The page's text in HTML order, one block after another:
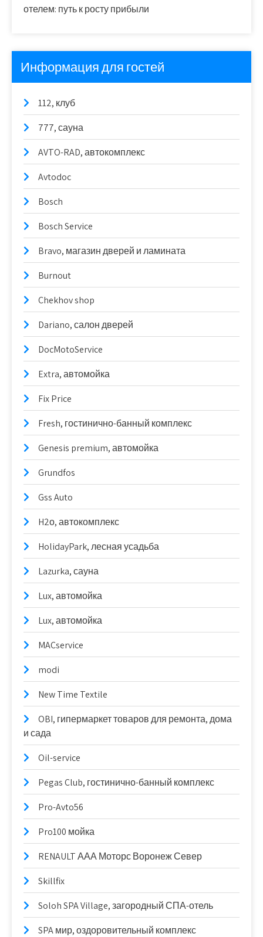
отелем: путь к росту прибыли
Информация для гостей
112, клуб
777, сауна
AVTO-RAD, автокомплекс
Avtodoc
Bosch
Bosch Service
Bravo, магазин дверей и ламината
Burnout
Chekhov shop
Dariano, салон дверей
DocMotoService
Extra, автомойка
Fix Price
Fresh, гостинично-банный комплекс
Genesis premium, автомойка
Grundfos
Gss Auto
H2о, автокомплекс
HolidayPark, лесная усадьба
Lazurka, сауна
Lux, автомойка
Lux, автомойка
MACservice
modi
New Time Textile
OBI, гипермаркет товаров для ремонта, дома
и сада
Oil-service
Pegas Club, гостинично-банный комплекс
Pro-Avto56
Pro100 мойка
RENAULT ААА Моторс Воронеж Север
Skillfix
Soloh SPA Village, загородный СПА-отель
SPA мир, оздоровительный комплекс